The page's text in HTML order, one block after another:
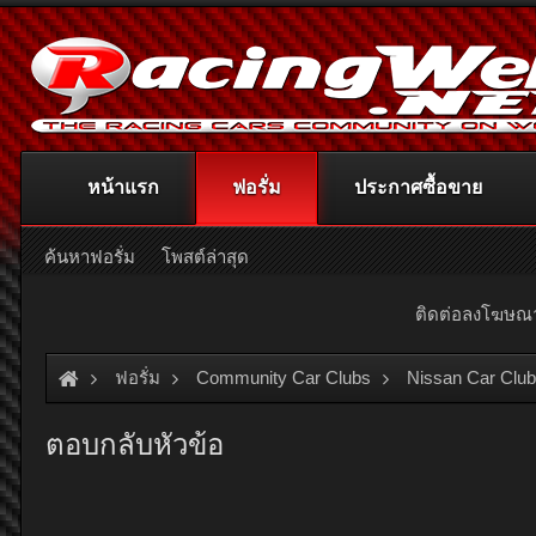
ติดต่อลงโฆษ
ฟอรั่ม Community Car Clubs Nissan Car
ตอบกลับหัวข้อ
หน้าแรก ฟอรั่ม
ค้นหาฟอรั่ม โพสต์ล่าสุด
ประกาศซื้อขาย